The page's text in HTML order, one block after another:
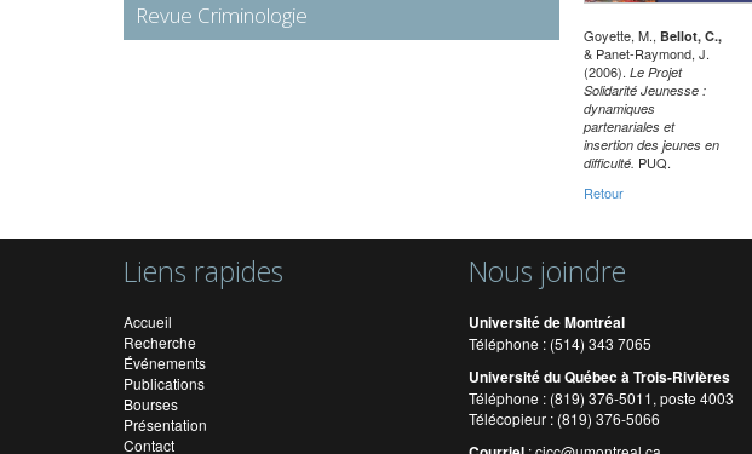
Goyette, M., Bellot, C.,
& Panet-Raymond, J.
(2006). Le Projet
Solidarité Jeunesse :
dynamiques
partenariales et
insertion des jeunes en
difficulté. PUQ.
Retour
Revue Criminologie
Liens rapides
Accueil
Recherche
Événements
Publications
Bourses
Présentation
Contact
Nous joindre
Université de Montréal
Téléphone : (514) 343 7065
Université du Québec à Trois-Rivières
Téléphone : (819) 376-5011, poste 4003
Télécopieur : (819) 376-5066